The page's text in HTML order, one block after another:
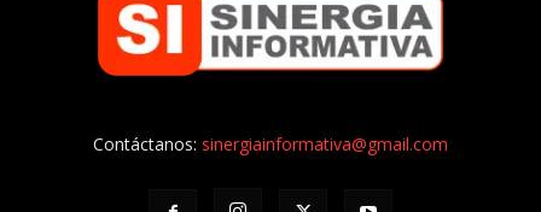
Contáctanos: sinergiainformativa@gmail.com